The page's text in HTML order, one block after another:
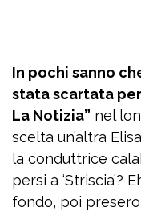
In pochi sanno
stata scartata
La Notizia” nel
scelta un’altra
la conduttrice
persi a ‘Striscia’?
fondo, poi presero